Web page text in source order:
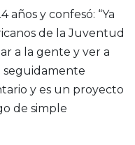
años y confesó: “Ya
de la Juventud
a la gente y ver a
seguidamente
y es un proyecto
de simple